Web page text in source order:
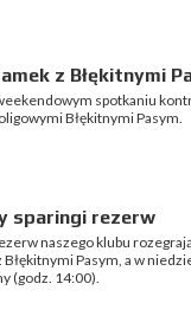
z Błękitnymi
spotkaniu
Błękitnymi Pasym.
sparingi rezerw
naszego klubu
Pasym, a w
(godz. 14:00).